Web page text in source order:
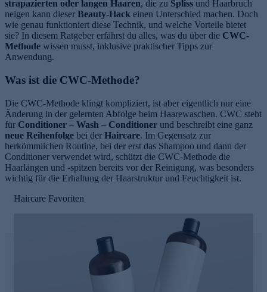
strapazierten oder langen Haaren, die zu Spliss und Haarbruch
neigen kann dieser Beauty-Hack einen Unterschied machen. Doch
wie genau funktioniert diese Technik, und welche Vorteile bietet
sie? In diesem Ratgeber erfährst du alles, was du über die CWC-
Methode wissen musst, inklusive praktischer Tipps zur
Anwendung.
Was ist die CWC-Methode?
Die CWC-Methode klingt kompliziert, ist aber eigentlich nur eine
Änderung in der gelernten Abfolge beim Haarewaschen. CWC steht
für Conditioner – Wash – Conditioner und beschreibt eine ganz
neue Reihenfolge bei der Haircare. Im Gegensatz zur
herkömmlichen Routine, bei der erst das Shampoo und dann der
Conditioner verwendet wird, schützt die CWC-Methode die
Haarlängen und -spitzen bereits vor der Reinigung, was besonders
wichtig für die Erhaltung der Haarstruktur und Feuchtigkeit ist.
Haircare Favoriten